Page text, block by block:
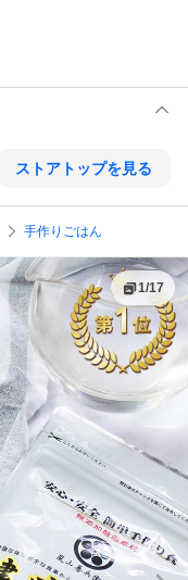
ストアトップを見る
手作りごはん
1/17